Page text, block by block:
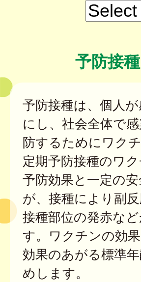
予防接
予防接種は、個人
にし、社会全体で
防するためにワク
定期予防接種のワ
予防効果と一定の
が、接種により副
接種部位の発赤な
す。ワクチンの効
効果のあがる標準
めします。